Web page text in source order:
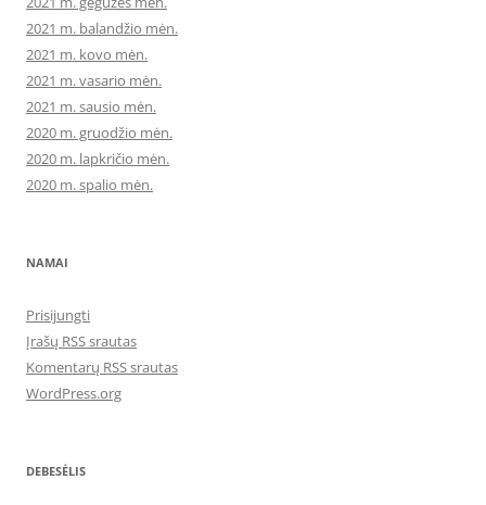
2021 m. balandžio mėn.
2021 m. kovo mėn.
2021 m. vasario mėn.
2021 m. sausio mėn.
2020 m. gruodžio mėn.
2020 m. lapkričio mėn.
2020 m. spalio mėn.
NAMAI
Prisijungti
Įrašų RSS srautas
Komentarų RSS srautas
WordPress.org
DEBESĖLIS